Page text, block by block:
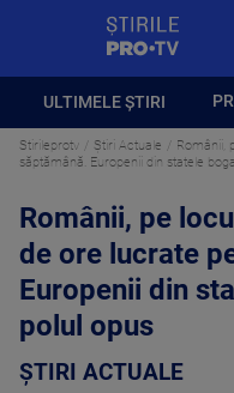
ULTIMELE ȘTIRI
Stirileprotv Știri Actuale
Românii,
săptămână. Europenii din statele
Românii, pe
de ore lucrate
Europenii din
polul opus
ȘTIRI ACTUALE